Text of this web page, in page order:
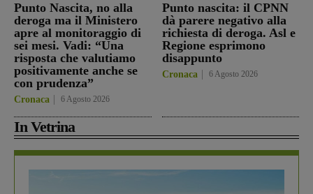
Punto Nascita, no alla
deroga ma il Ministero
apre al monitoraggio di
sei mesi. Vadi: “Una
risposta che valutiamo
positivamente anche se
con prudenza”
Cronaca 6 Agosto 2026
Punto nascita: il CPNN
dà parere negativo alla
richiesta di deroga. Asl e
Regione esprimono
disappunto
Cronaca 6 Agosto 2026
In Vetrina